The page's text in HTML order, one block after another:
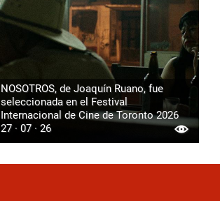
NOSOTROS, de Joaquín Ruano, fue
seleccionada en el Festival
Internacional de Cine de Toronto 2026
27 · 07 · 26